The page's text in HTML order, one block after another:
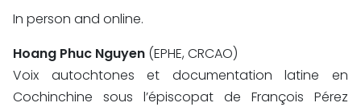
In person and online.
Hoang Phuc Nguyen (EPHE, CRCAO)
Voix autochtones et documentation latine en
Cochinchine sous l’épiscopat de François Pérez